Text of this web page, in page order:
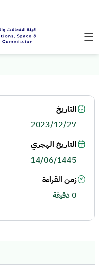
التاريخ
2023/12/27
التاريخ الهجري
14/06/1445
زمن القراءة
0 دقيقة